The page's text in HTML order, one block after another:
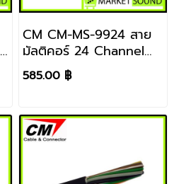
CM CM-MS-9924 สาย
มัลติคอร์ 24 Channel
ราคา / 1 เมตร
585.00 ฿